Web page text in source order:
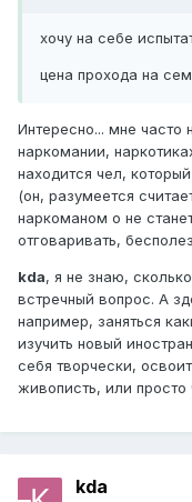
хочу на себе
цена прохода на
Интересно... мне часто
наркомании,
находится чел,
(он, разумеется
наркоманом о не
отговаривать,
kda, я не знаю,
встречный вопрос. А
например, заняться
изучить новый
себя творчески,
живописть, или просто
kda